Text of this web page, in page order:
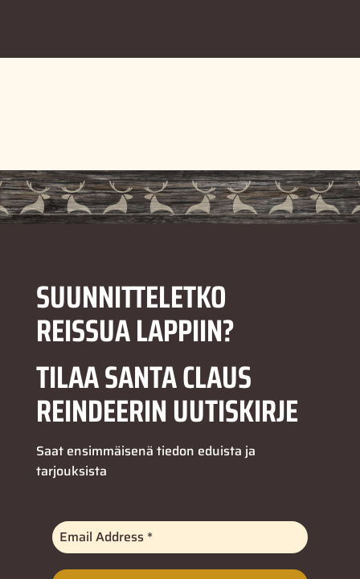
SUUNNITTELETKO
REISSUA LAPPIIN?
TILAA SANTA CLAUS
REINDEERIN UUTISKIRJE
Saat ensimmäisenä tiedon eduista ja
tarjouksista